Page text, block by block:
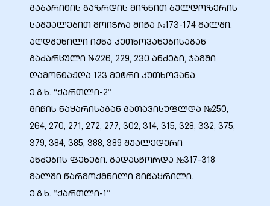
გაბარიტის გაზრდის მიზნით ბულდოზერის
საშუალებით მოიჭრა მიწა №173-174 მალში.
აღდგენილი იქნა კუთხოვანებისაგან
გაძარცული №226, 229, 230 ანძები, ჯამში
დამონტაჟდა 123 მეტრი კუთხოვანა.
ე.გ.ხ. “ქართლი-2”
მიწის ნაყარისაგან გათავისუფლდა №250,
264, 270, 271, 272, 277, 302, 314, 315, 328, 332, 375,
379, 384, 385, 388, 389 შუალედური
ანძების ფეხები. გადასწორდა №317-318
მალში წარმოქმნილი მიწაყრილი.
ე.გ.ხ. “ქართლი-1”